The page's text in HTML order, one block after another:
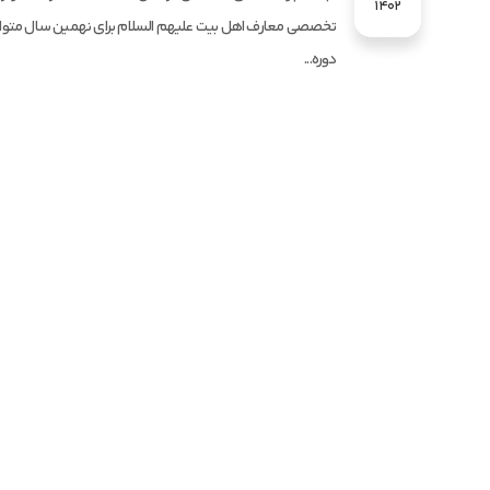
1402
تخصصی معارف اهل بیت علیهم السلام برای نهمین سال
دوره...